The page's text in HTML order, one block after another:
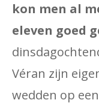
kon men al
eleven goed
Véran zijn
wedden op